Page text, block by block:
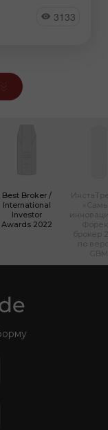
3133
Best Broker /
International
Investor
Awards 2022